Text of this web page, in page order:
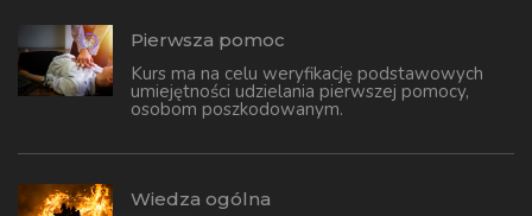
Pierwsza pomoc
Kurs ma na celu weryfikację podstawowych
umiejętności udzielania pierwszej pomocy,
osobom poszkodowanym.
Wiedza ogólna